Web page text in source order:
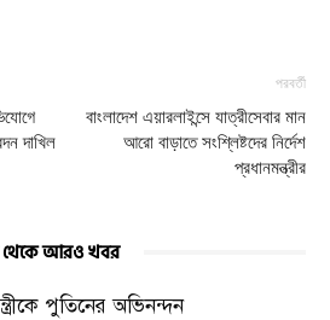
দাখিল
পরবর্তী
বাংলাদেশ এয়ারলাইন্সে যাত্রীসেবার মান
আরো বাড়াতে সংশ্লিষ্টদের নির্দেশ
প্রধানমন্ত্রীর
থেকে আরও খবর
পুতিনের অভিনন্দন